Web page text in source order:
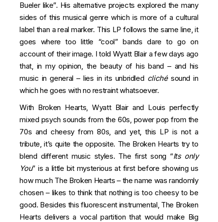
Bueler like”. His alternative projects explored the many
sides of this musical genre which is more of a cultural
label than a real marker. This LP follows the same line, it
goes where too little “cool” bands dare to go on
account of their image. I told Wyatt Blair a few days ago
that, in my opinion, the beauty of his band – and his
music in general – lies in its unbridled clichésound in
which he goes with no restraint whatsoever.
With Broken Hearts, Wyatt Blair and Louis perfectly
mixed psych sounds from the 60s, power pop from the
70s and cheesy from 80s, and yet, this LP is not a
tribute, it’s quite the opposite. The Broken Hearts try to
blend different music styles. The first song “Its only
You” is a little bit mysterious at first before showing us
how much The Broken Hearts – the name was randomly
chosen – likes to think that nothing is too cheesy to be
good. Besides this fluorescent instrumental, The Broken
Hearts delivers a vocal partition that would make Big